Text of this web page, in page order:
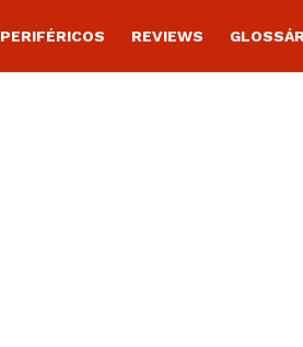
PERIFÉRICOS REVIEWS